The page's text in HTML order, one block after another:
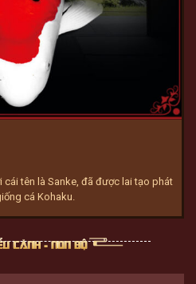
tên là Sanke, đã được lai tạo phát
cá Kohaku.